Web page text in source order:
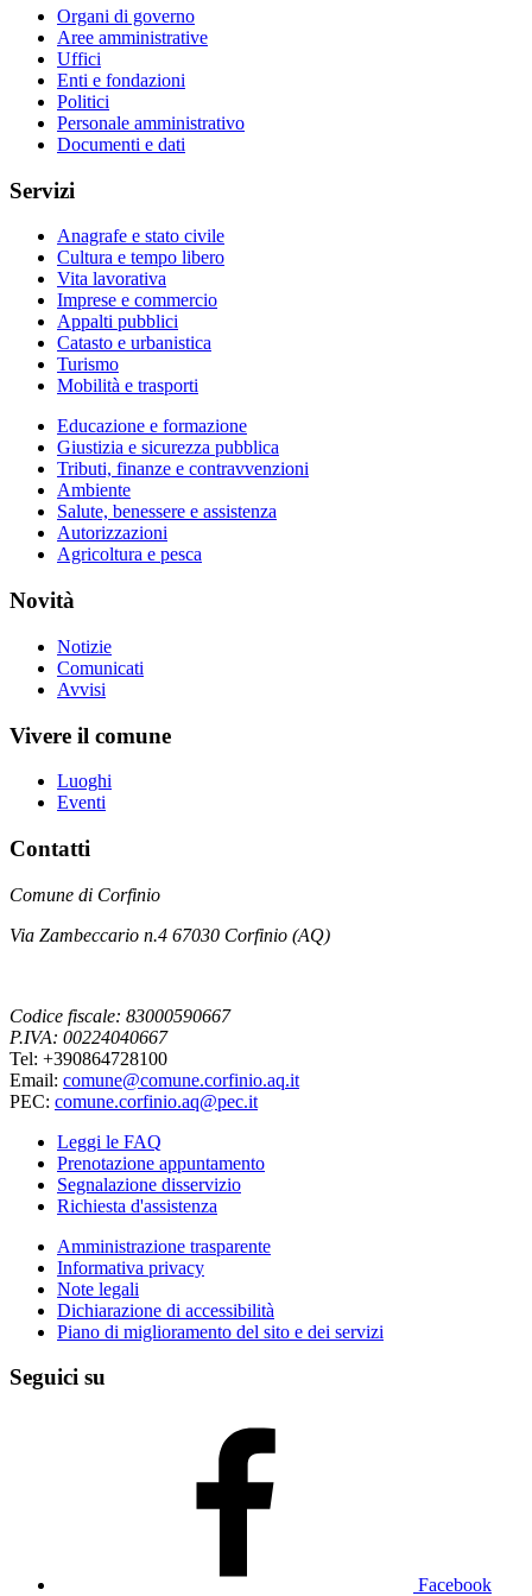
Organi di governo
Aree amministrative
Uffici
Enti e fondazioni
Politici
Personale amministrativo
Documenti e dati
Servizi
Anagrafe e stato civile
Cultura e tempo libero
Vita lavorativa
Imprese e commercio
Appalti pubblici
Catasto e urbanistica
Turismo
Mobilità e trasporti
Educazione e formazione
Giustizia e sicurezza pubblica
Tributi, finanze e contravvenzioni
Ambiente
Salute, benessere e assistenza
Autorizzazioni
Agricoltura e pesca
Novità
Notizie
Comunicati
Avvisi
Vivere il comune
Luoghi
Eventi
Contatti
Comune di Corfinio
Via Zambeccario n.4 67030 Corfinio (AQ)
Codice fiscale: 83000590667
P.IVA: 00224040667
Tel: +390864728100
Email: comune@comune.corfinio.aq.it
PEC: comune.corfinio.aq@pec.it
Leggi le FAQ
Prenotazione appuntamento
Segnalazione disservizio
Richiesta d'assistenza
Amministrazione trasparente
Informativa privacy
Note legali
Dichiarazione di accessibilità
Piano di miglioramento del sito e dei servizi
Seguici su
Facebook